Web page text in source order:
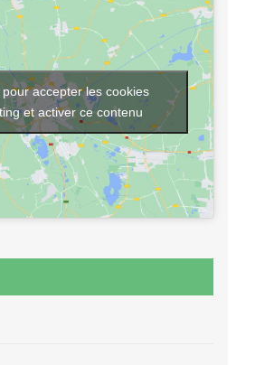
accepter les cookies
et activer ce contenu